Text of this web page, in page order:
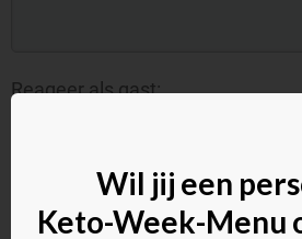
Reageer als gast:
Wil jij een
Keto-Week-Menu